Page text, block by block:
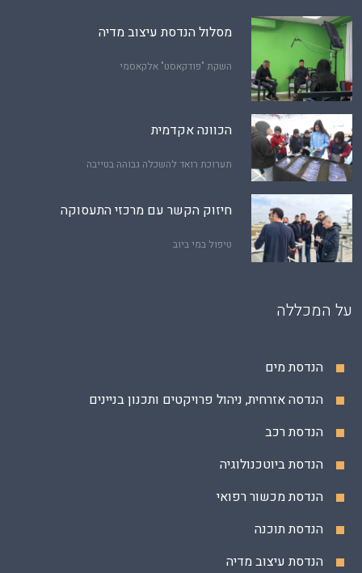
מסלול הנדסת עיצוב מדיה
השקת "פודקאסט" אלקאסמי
הכוונה אקדמית
תערוכת רואד להשכלה גבוהה בטייבה
חיזוק הקשר עם מרכזי התעסוקה
טיפול במי ביוב
על המכללה
הנדסת מים
הנדסה אזרחית, ניהול פרויקטים ותכנון בניינים
הנדסת רכב
הנדסת ביוטכנולוגיה
הנדסת מכשור רפואי
הנדסת תוכנה
הנדסת עיצוב מדיה